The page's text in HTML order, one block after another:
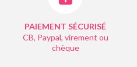
PAIEMENT SÉCURISÉ
CB, Paypal, virement ou
chèque